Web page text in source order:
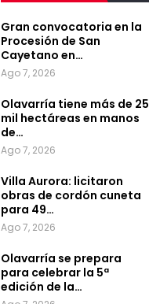
Gran convocatoria en la
Procesión de San
Cayetano en…
Ago 7, 2026
Olavarría tiene más de 25
mil hectáreas en manos
de…
Ago 7, 2026
Villa Aurora: licitaron
obras de cordón cuneta
para 49…
Ago 7, 2026
Olavarría se prepara
para celebrar la 5ª
edición de la…